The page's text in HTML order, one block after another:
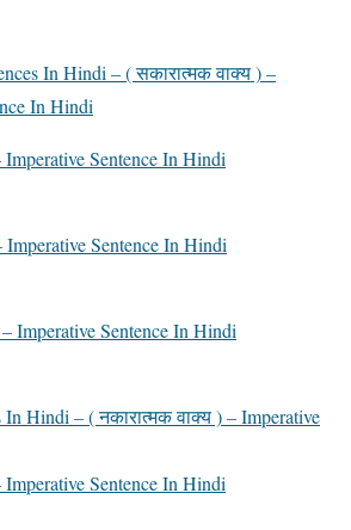
In Hindi – ( सकारात्मक वाक्य ) –
In Hindi
Sentence In Hindi
Sentence In Hindi
Imperative Sentence In Hindi
In Hindi – ( नकारात्मक वाक्य ) – Imperative
Sentence In Hindi